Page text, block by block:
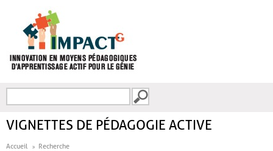
FORMULAIRE DE
VIGNETTES DE PÉDAGOGIE ACTIVE
Accueil Recherche